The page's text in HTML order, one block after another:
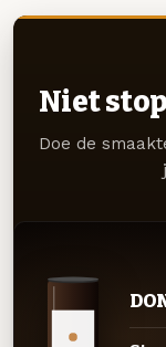
Niet
Doe de